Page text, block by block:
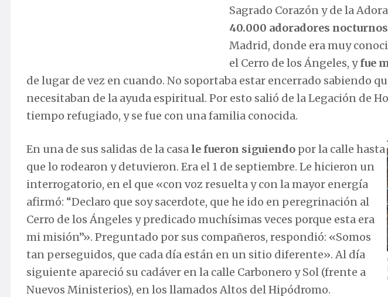
Sagrado Corazón y de la
40.000 adoradores nocturnos
Madrid, donde era muy
el Cerro de los Ángeles, yfue
de lugar de vez en cuando. No soportaba estar encerrado sabiendo
necesitaban de la ayuda espiritual. Por esto salió de la Legación de
tiempo refugiado, y se fue con una familia conocida.
En una de sus salidas de la casa le fueron siguiendo por la calle hasta
que lo rodearon y detuvieron. Era el 1 de septiembre. Le hicieron un
interrogatorio, en el que «con voz resuelta y con la mayor energía
afirmó: “Declaro que soy sacerdote, que he ido en peregrinación al
Cerro de los Ángeles y predicado muchísimas veces porque esta era
mi misión”». Preguntado por sus compañeros, respondió: «Somos
tan perseguidos, que cada día están en un sitio diferente». Al día
siguiente apareció su cadáver en la calle Carbonero y Sol (frente a
Nuevos Ministerios), en los llamados Altos del Hipódromo.